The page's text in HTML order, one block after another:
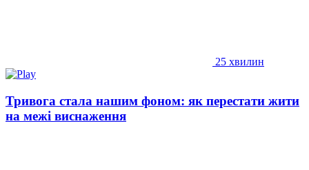
25 хвилин
Тривога стала нашим фоном: як перестати жити
на межі виснаження